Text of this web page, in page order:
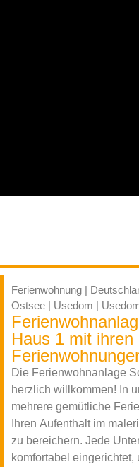
Ferienwohnung |
Ostsee | Usedom |
Haus 1 mit ihren
Die Ferienwohnanlage
herzlich willkommen! In
mehrere gemütliche
Ihren Aufenthalt im
zu bereichern. Jede
komfortabel